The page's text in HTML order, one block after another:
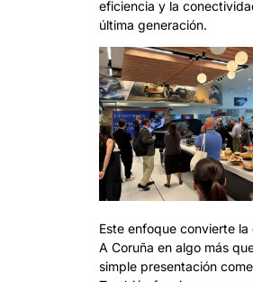
eficiencia y la
última generación.
Este enfoque convierte
A Coruña en algo más
simple presentación